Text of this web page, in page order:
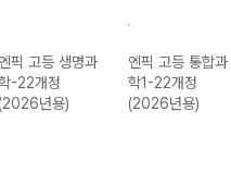
엔픽 고등 생명과
-22개정
(2026년용)
엔픽 고등 통합과
학1-22개정
(2026년용)